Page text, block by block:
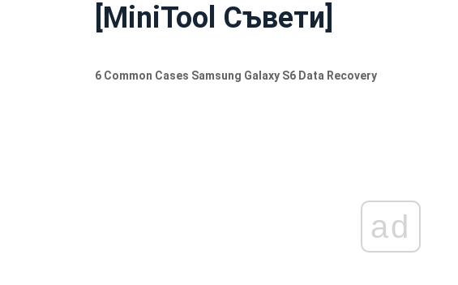
[MiniTool Съвети]
6 Common Cases Samsung Galaxy S6 Data Recovery
ad